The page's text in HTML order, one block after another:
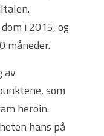
i 2015, og
måneder.
av
som
heroin.
hans på